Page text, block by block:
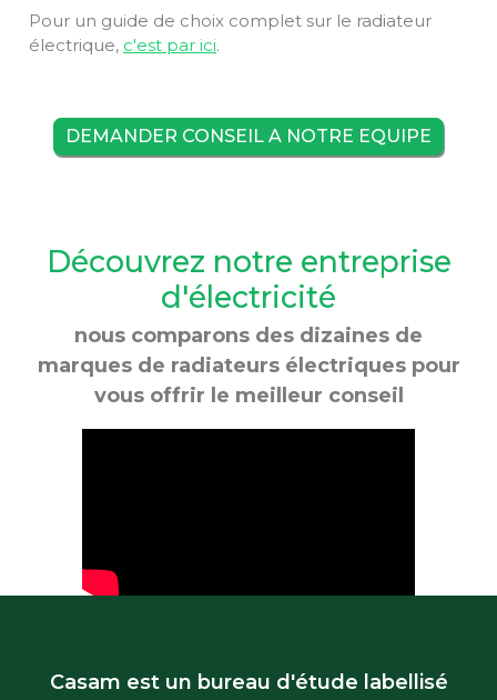
Pour un guide de choix complet sur le radiateur
électrique, c'est par ici.
DEMANDER CONSEIL A NOTRE EQUIPE
Découvrez notre entreprise
d'électricité
nous comparons des dizaines de
marques de radiateurs électriques pour
vous offrir le meilleur conseil
Casam est un bureau d'étude labellisé